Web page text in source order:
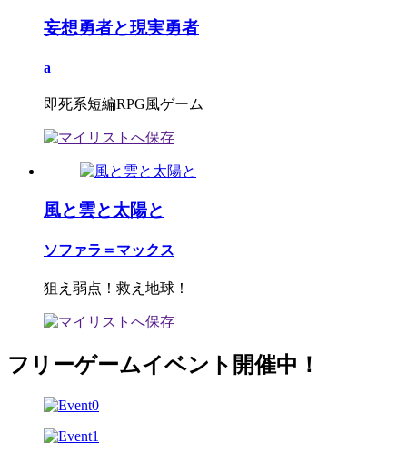
妄想勇者と現実勇者
a
即死系短編RPG風ゲーム
風と雲と太陽と
ソファラ＝マックス
狙え弱点！救え地球！
フリーゲームイベント開催中！